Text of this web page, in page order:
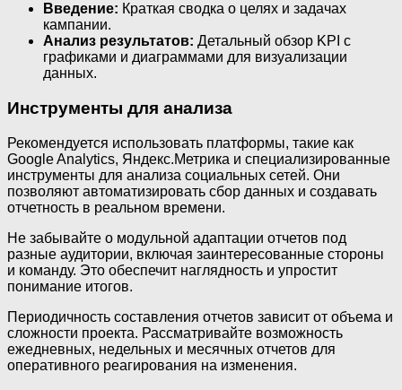
Введение: Краткая сводка о целях и задачах
кампании.
Анализ результатов: Детальный обзор KPI с
графиками и диаграммами для визуализации
данных.
Инструменты для анализа
Рекомендуется использовать платформы, такие как
Google Analytics, Яндекс.Метрика и специализированные
инструменты для анализа социальных сетей. Они
позволяют автоматизировать сбор данных и создавать
отчетность в реальном времени.
Не забывайте о модульной адаптации отчетов под
разные аудитории, включая заинтересованные стороны
и команду. Это обеспечит наглядность и упростит
понимание итогов.
Периодичность составления отчетов зависит от объема и
сложности проекта. Рассматривайте возможность
ежедневных, недельных и месячных отчетов для
оперативного реагирования на изменения.